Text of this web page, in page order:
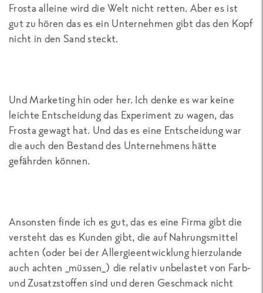
Frosta alleine wird die Welt nicht retten. Aber es ist
gut zu hören das es ein Unternehmen gibt das den Kopf
nicht in den Sand steckt.
Und Marketing hin oder her. Ich denke es war keine
leichte Entscheidung das Experiment zu wagen, das
Frosta gewagt hat. Und das es eine Entscheidung war
die auch den Bestand des Unternehmens hätte
gefährden können.
Ansonsten finde ich es gut, das es eine Firma gibt die
versteht das es Kunden gibt, die auf Nahrungsmittel
achten (oder bei der Allergieentwicklung hierzulande
auch achten _müssen_) die relativ unbelastet von Farb-
und Zusatzstoffen sind und deren Geschmack nicht